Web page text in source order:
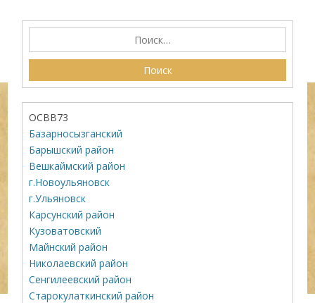
ОСВВ73
Базарносызганский
Барышский район
Вешкаймский район
г.Новоульяновск
г.Ульяновск
Карсунский район
Кузоватовский
Майнский район
Николаевский район
Сенгилеевский район
Старокулаткинский район